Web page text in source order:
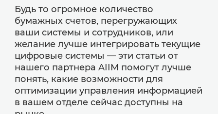
Будь то огромное количество
бумажных счетов, перегружающих
ваши системы и сотрудников, или
желание лучше интегрировать текущие
цифровые системы — эти статьи от
нашего партнера AIIM помогут лучше
понять, какие возможности для
оптимизации управления информацией
в вашем отделе сейчас доступны на